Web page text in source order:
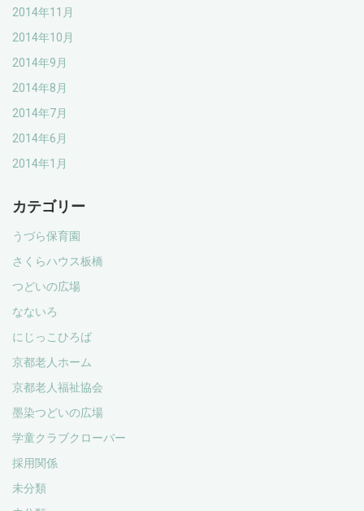
2014年11月
2014年10月
2014年9月
2014年8月
2014年7月
2014年6月
2014年1月
カテゴリー
うづら保育園
さくらハウス板橋
つどいの広場
なないろ
にじっこひろば
京都老人ホーム
京都老人福祉協会
墨染つどいの広場
学童クラブクローバー
採用関係
未分類